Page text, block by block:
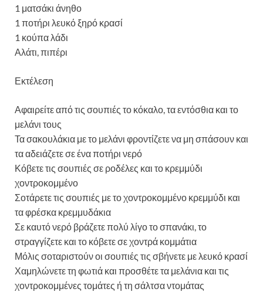
1 ματσάκι άνηθο
1 ποτήρι λευκό ξηρό κρασί
1 κούπα λάδι
Αλάτι, πιπέρι
Εκτέλεση
Αφαιρείτε από τις σουπιές το κόκαλο, τα εντόσθια και το
μελάνι τους
Τα σακουλάκια με το μελάνι φροντίζετε να μη σπάσουν και
τα αδειάζετε σε ένα ποτήρι νερό
Κόβετε τις σουπιές σε ροδέλες και το κρεμμύδι
χοντροκομμένο
Σοτάρετε τις σουπιές με το χοντροκομμένο κρεμμύδι και
τα φρέσκα κρεμμυδάκια
Σε καυτό νερό βράζετε πολύ λίγο το σπανάκι, το
στραγγίζετε και το κόβετε σε χοντρά κομμάτια
Μόλις σοταριστούν οι σουπιές τις σβήνετε με λευκό κρασί
Χαμηλώνετε τη φωτιά και προσθέτε τα μελάνια και τις
χοντροκομμένες τομάτες ή τη σάλτσα ντομάτας